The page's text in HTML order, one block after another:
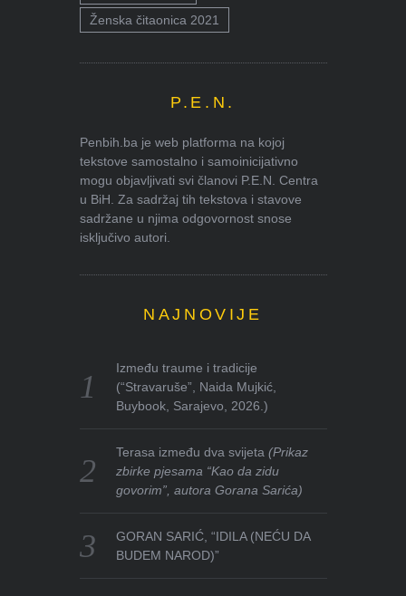
Ženska čitaonica 2021
P.E.N.
Penbih.ba je web platforma na kojoj
tekstove samostalno i samoinicijativno
mogu objavljivati svi članovi P.E.N. Centra
u BiH. Za sadržaj tih tekstova i stavove
sadržane u njima odgovornost snose
isključivo autori.
NAJNOVIJE
Između traume i tradicije
(“Stravaruše”, Naida Mujkić,
Buybook, Sarajevo, 2026.)
Terasa između dva svijeta(Prikaz
zbirke pjesama “Kao da zidu
govorim”, autora Gorana Sarića)
GORAN SARIĆ, “IDILA (NEĆU DA
BUDEM NAROD)”